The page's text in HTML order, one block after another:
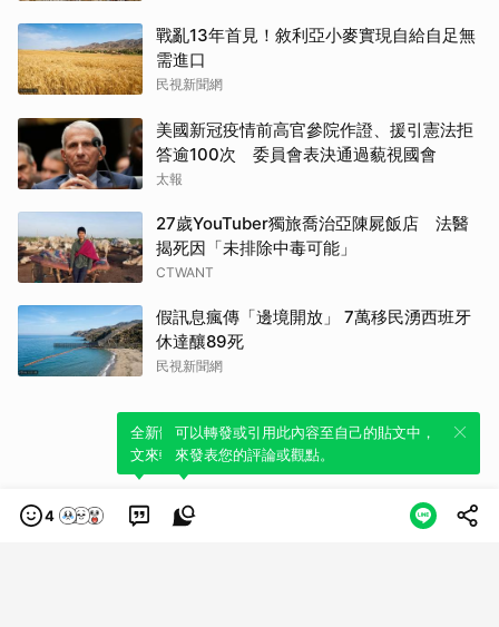
戰亂13年首見！敘利亞小麥實現自給自足無
需進口
民視新聞網
美國新冠疫情前高官參院作證、援引憲法拒
答逾100次 委員會表決通過藐視國會
太報
27歲YouTuber獨旅喬治亞陳屍飯店 法醫
揭死因「未排除中毒可能」
CTWANT
假訊息瘋傳「邊境開放」 7萬移民湧西班牙
休達釀89死
民視新聞網
4
全新體驗！一鍵引用此內容，透過發布貼
文來輕鬆表達個人立場。
可以轉發或引用此內容至自己的貼文中，
來發表您的評論或觀點。